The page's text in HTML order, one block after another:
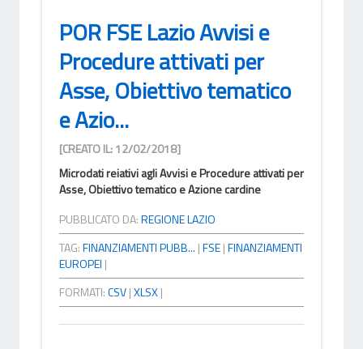
POR FSE Lazio Avvisi e
Procedure attivati per
Asse, Obiettivo tematico
e Azio...
[CREATO IL: 12/02/2018]
Microdati reiativi agli Avvisi e Procedure attivati per
Asse, Obiettivo tematico e Azione cardine
PUBBLICATO DA:REGIONE LAZIO
TAG:FINANZIAMENTI PUBB... |FSE|FINANZIAMENTI
EUROPEI |
FORMATI:CSV|XLSX|